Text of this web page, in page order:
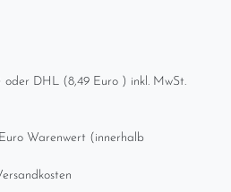
DHL (8,49 Euro ) inkl. MwSt.
Warenwert (innerhalb